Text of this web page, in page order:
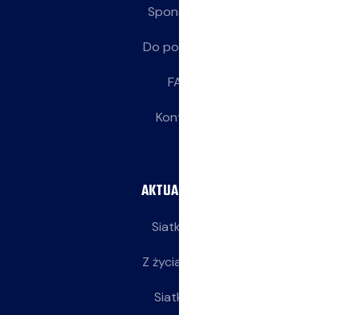
Sponsorzy
Do pobrania
FAQ
Kontakt
AKTUALNOŚCI
Siatkarze
Z życia klubu
Siatkarki